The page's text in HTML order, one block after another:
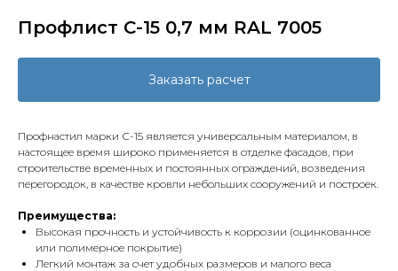
Профлист С-15 0,7 мм RAL 7005
Заказать расчет
Профнастил марки С-15 является универсальным материалом, в
настоящее время широко применяется в отделке фасадов, при
строительстве временных и постоянных ограждений, возведения
перегородок, в качестве кровли небольших сооружений и построек.
Преимущества:
Высокая прочность и устойчивость к коррозии (оцинкованное
или полимерное покрытие)
Легкий монтаж за счет удобных размеров и малого веса